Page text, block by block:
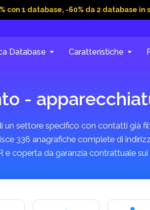
con 1 database, -60% da 2 database in
Database Caratteristiche
-
settore specifico con contatti già
336 anagrafiche complete di
coperta da garanzia contrattuale sui